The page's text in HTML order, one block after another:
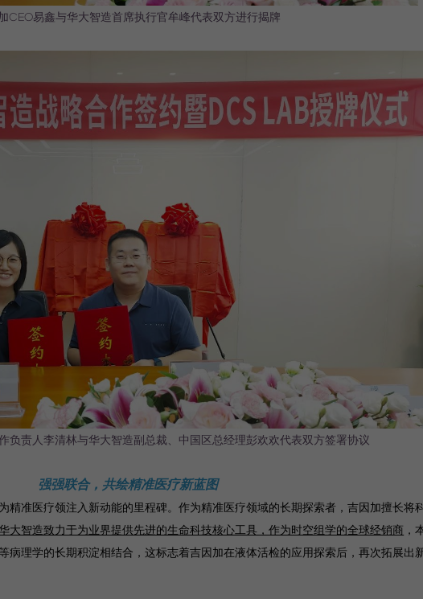
CEO易鑫与华大智造首席执行官牟峰代表双方进行揭牌
负责人李清林与华大智造副总裁、中国区总经理彭欢欢代表双方签署协议
强强联合，共绘精准医疗新蓝图
精准医疗领注入新动能的里程碑。作为精准医疗领域的长期探索者，吉因加擅长将
大智造致力于为业界提供先进的生命科技核心工具，作为时空组学的全球经销商 ，
病理学的长期积淀相结合，这标志着吉因加在液体活检的应用探索后，再次拓展出